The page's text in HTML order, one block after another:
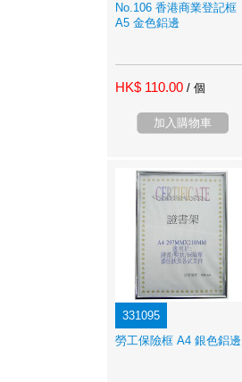
No.106 香港商業登記框
A5 金色鋁邊
HK$ 110.00 / 個
加入購物車
331095
勞工保險框 A4 銀色鋁邊